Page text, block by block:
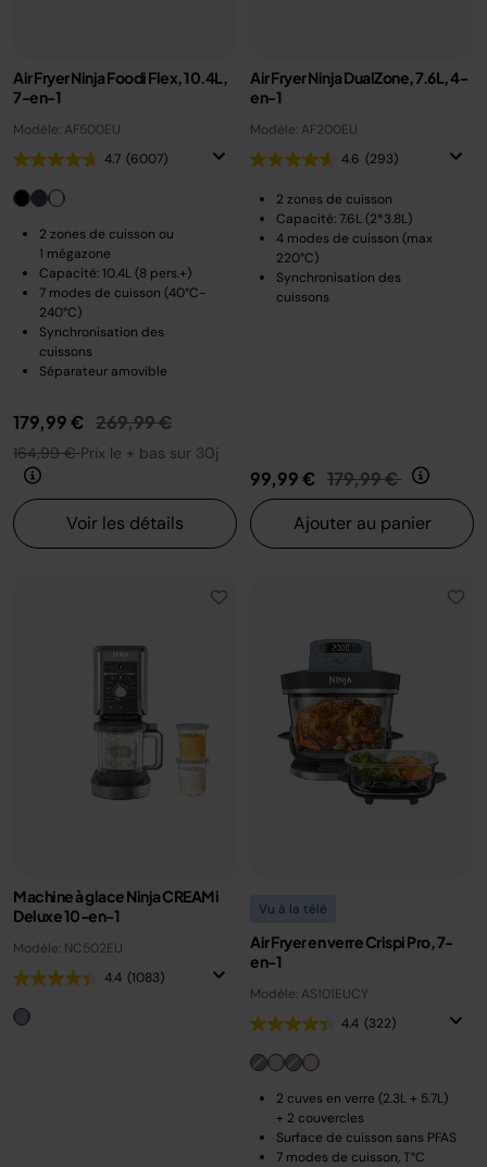
Air Fryer Ninja Foodi Flex, 10.4L,
7-en-1
Modèle: AF500EU
4.7 (6007)
2 zones de cuisson ou
1 mégazone
Capacité: 10.4L (8 pers.+)
7 modes de cuisson (40°C-
240°C)
Synchronisation des
cuissons
Séparateur amovible
179,99 € Prix réduit de
269,99 €au
164,99 €Prix le + bas sur 30j
Voir les détails
Air Fryer Ninja DualZone, 7.6L, 4-
en-1
Modèle: AF200EU
4.6 (293)
2 zones de cuisson
Capacité: 7.6L (2*3.8L)
4 modes de cuisson (max
220°C)
Synchronisation des
cuissons
99,99 € Prix réduit de
179,99 € au
Ajouter au panier
Machine à glace Ninja CREAMi
Deluxe 10-en-1
Modèle: NC502EU
4.4 (1083)
Vu à la télé
Air Fryer en verre Crispi Pro, 7-
en-1
Modèle: AS101EUCY
4.4 (322)
2 cuves en verre (2.3L + 5.7L)
+ 2 couvercles
Surface de cuisson sans PFAS
7 modes de cuisson, T°C